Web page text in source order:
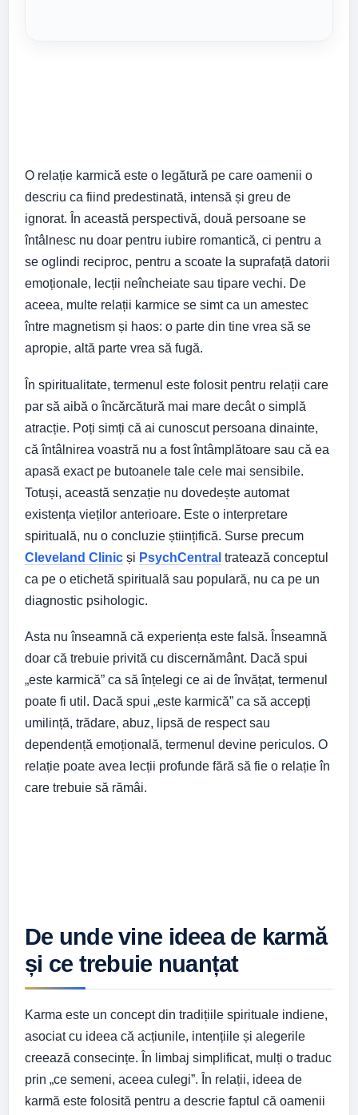
O relație karmică este o legătură pe care oamenii o
descriu ca fiind predestinată, intensă și greu de
ignorat. În această perspectivă, două persoane se
întâlnesc nu doar pentru iubire romantică, ci pentru a
se oglindi reciproc, pentru a scoate la suprafață datorii
emoționale, lecții neîncheiate sau tipare vechi. De
aceea, multe relații karmice se simt ca un amestec
între magnetism și haos: o parte din tine vrea să se
apropie, altă parte vrea să fugă.
În spiritualitate, termenul este folosit pentru relații care
par să aibă o încărcătură mai mare decât o simplă
atracție. Poți simți că ai cunoscut persoana dinainte,
că întâlnirea voastră nu a fost întâmplătoare sau că ea
apasă exact pe butoanele tale cele mai sensibile.
Totuși, această senzație nu dovedește automat
existența vieților anterioare. Este o interpretare
spirituală, nu o concluzie științifică. Surse precum
Cleveland Clinic și PsychCentral tratează conceptul
ca pe o etichetă spirituală sau populară, nu ca pe un
diagnostic psihologic.
Asta nu înseamnă că experiența este falsă. Înseamnă
doar că trebuie privită cu discernământ. Dacă spui
„este karmică” ca să înțelegi ce ai de învățat, termenul
poate fi util. Dacă spui „este karmică” ca să accepți
umilință, trădare, abuz, lipsă de respect sau
dependență emoțională, termenul devine periculos. O
relație poate avea lecții profunde fără să fie o relație în
care trebuie să rămâi.
De unde vine ideea de karmă
și ce trebuie nuanțat
Karma este un concept din tradițiile spirituale indiene,
asociat cu ideea că acțiunile, intențiile și alegerile
creează consecințe. În limbaj simplificat, mulți o traduc
prin „ce semeni, aceea culegi”. În relații, ideea de
karmă este folosită pentru a descrie faptul că oamenii